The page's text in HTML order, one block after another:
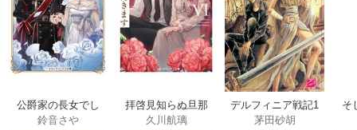
公爵家の長女でし
た
鈴音さや
拝啓見知らぬ旦那
様、離婚していた
久川航璃
デルフィニア戦記1
茅田砂胡
そ